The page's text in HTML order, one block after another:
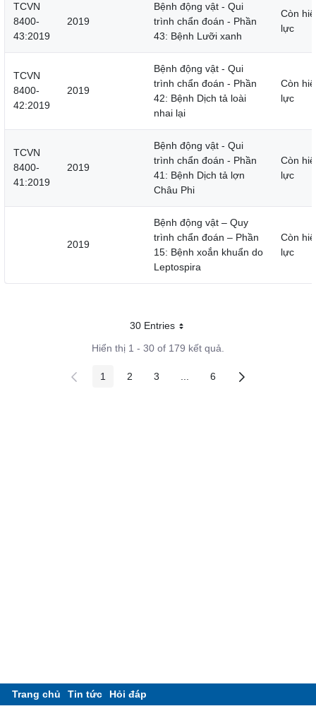
TCVN
8400-
43:2019
2019
Bệnh động vật - Qui
trình chẩn đoán - Phần
43: Bệnh Lưỡi xanh
Còn
lực
TCVN
8400-
42:2019
2019
Bệnh động vật - Qui
trình chẩn đoán - Phần
42: Bệnh Dịch tả loài
nhai lại
Còn
lực
TCVN
8400-
41:2019
2019
Bệnh động vật - Qui
trình chẩn đoán - Phần
41: Bệnh Dịch tả lợn
Châu Phi
Còn
lực
2019
Bệnh động vật – Quy
trình chẩn đoán – Phần
15: Bệnh xoắn khuẩn do
Leptospira
Còn
lực
30 EntriesMỗi trang
Hiển thị 1 - 30 of 179 kết quả.
Các trang trên cổng
1 Các trang trên cổng
2 Các trang trên cổng
3 Các trang trung gian
Các trang trên cổng
6
Trang chủ Tin tức
Hỏi đáp